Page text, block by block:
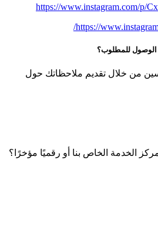
https://www.instagram.com/p/
https://
/
للمطلوب؟
من خلال تقديم ملاحظاتك حول
الخدمة الخاص بنا أو رقميًا مؤخرًا؟